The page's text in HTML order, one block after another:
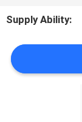
UNA
Supply Ability: